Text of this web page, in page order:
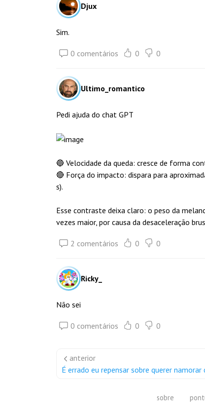
Djux
Sim.
0 comentários 0 0
Ultimo_romantico
Pedi ajuda do chat GPT
🔵 Velocidade da queda: cresce de forma
🔴 Força do impacto: dispara para
s).
Esse contraste deixa claro: o peso da
vezes maior, por causa da desaceleração
2 comentários 0 0
Ricky_
Não sei
0 comentários 0 0
anterior
É errado eu repensar sobre querer namorar
sobre